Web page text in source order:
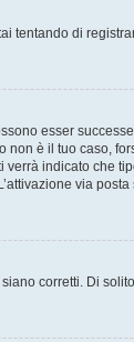
tentando di
esser
è il tuo caso,
indicato che
via
corretti. Di